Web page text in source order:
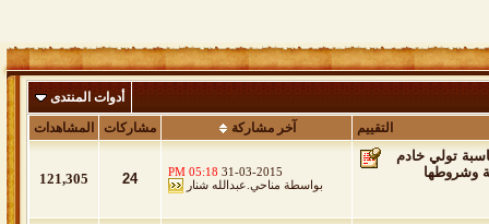
أدوات المنتدى
التقييم
آخر مشاركة مشاركات المشاهدات
تولي خادم
وشروطها
31-03-2015
05:18 PM
بواسطة مناحي.عبدالله شنار 24
121,305